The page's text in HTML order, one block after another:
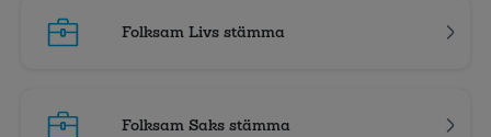
Folksam Livs stämma
Folksam Saks stämma